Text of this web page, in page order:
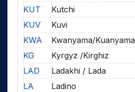
KUT
Kutchi
KUV
Kuvi
KWA
Kwanyama/
KG
Kyrgyz /Kirghiz
LAD
Ladakhi / Lada
LA
Ladino